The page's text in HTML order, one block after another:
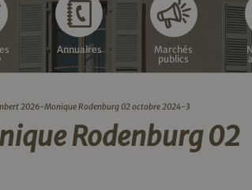
Annuaires
Marchés
publics
2026-Monique Rodenburg 02 octobre 2024-3
Rodenburg 02